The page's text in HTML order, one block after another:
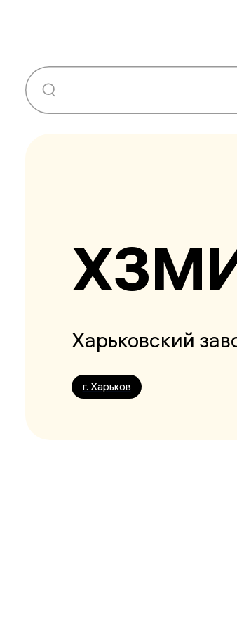
Харьковский
г. Харьков